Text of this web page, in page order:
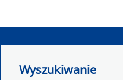
menu
Wyszukiwanie